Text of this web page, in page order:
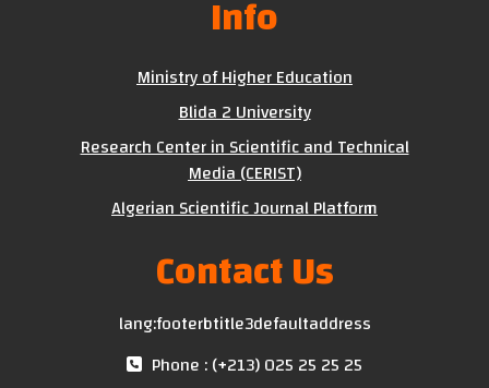
Info
Ministry of Higher Education
Blida 2 University
Research Center in Scientific and Technical
Media (CERIST)
Algerian Scientific Journal Platform
Contact Us
lang:footerbtitle3defaultaddress
Phone : (+213) 025 25 25 25